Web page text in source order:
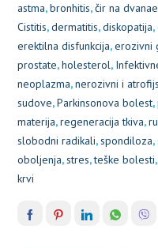
astma,bronhitis,čir na
Cistitis,dermatitis,diskopatija,
erektilna disfunkcija,erozivni
prostate,holesterol,
neoplazma,nerozivni i
sudove,Parkinsonova bolest,
materija,regeneracija tkiva,
slobodni radikali,spondiloza,
oboljenja,stres,teške bolesti
krvi